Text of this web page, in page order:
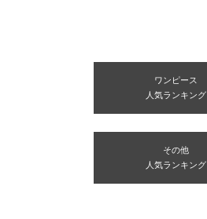
ワンピース
人気ランキング
その他
人気ランキング